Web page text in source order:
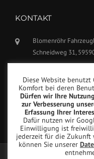
KONTAKT
Blomenröhr
Schneidweg 31,
Fax: +49(0)2942-
Diese Website benutzt
Komfort bei deren
Dürfen wir Ihre
zur Verbesserung
Erfassung Ihrer
Dafür nutzen wir
Einwilligung ist
jederzeit für die Zukunft
können Sie unserer